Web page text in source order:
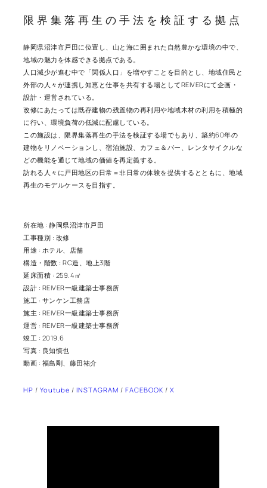
限界集落再生の手法を検証する拠点
静岡県沼津市戸田に位置し、山と海に囲まれた自然豊かな環境の中で、
地域の魅力を体感できる拠点である。
人口減少が進む中で「関係人口」を増やすことを目的とし、地域住民と
外部の人々が連携し知恵と仕事を共有する場としてREIVERにて企画・
設計・運営されている。
改修にあたっては既存建物の残置物の再利用や地域木材の利用を積極的
に行い、環境負荷の低減に配慮している。
この施設は、限界集落再生の手法を検証する場でもあり、築約60年の
建物をリノベーションし、宿泊施設、カフェ＆バー、レンタサイクルな
どの機能を通じて地域の価値を再定義する。
訪れる人々に戸田地区の日常＝非日常の体験を提供するとともに、地域
再生のモデルケースを目指す。
所在地 : 静岡県沼津市戸田
工事種別 : 改修
用途 : ホテル、店舗
構造・階数 : RC造、地上3階
延床面積 : 259.4㎡
設計 : REIVER一級建築士事務所
施工 : サンケン工務店
施主 : REIVER一級建築士事務所
運営 : REIVER一級建築士事務所
竣工 : 2019.6
写真 : 良知慎也
動画 : 福島剛、藤田祐介
HP /Youtube / INSTAGRAM /FACEBOOK /X